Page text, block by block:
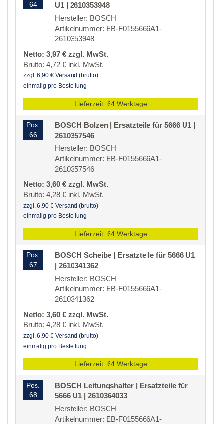
64
U1 | 2610353948
Hersteller: BOSCH
Artikelnummer: EB-F0155666A1-
2610353948
Netto: 3,97 € zzgl. MwSt.
Brutto: 4,72 € inkl. MwSt.
zzgl. 6,90 € Versand (brutto)
einmalig pro Bestellung
Lieferzeit: 64 Werktage
Pos.
66
BOSCH Bolzen | Ersatzteile für 5666 U1 |
2610357546
Hersteller: BOSCH
Artikelnummer: EB-F0155666A1-
2610357546
Netto: 3,60 € zzgl. MwSt.
Brutto: 4,28 € inkl. MwSt.
zzgl. 6,90 € Versand (brutto)
einmalig pro Bestellung
Lieferzeit: 64 Werktage
Pos.
67
BOSCH Scheibe | Ersatzteile für 5666 U1
| 2610341362
Hersteller: BOSCH
Artikelnummer: EB-F0155666A1-
2610341362
Netto: 3,60 € zzgl. MwSt.
Brutto: 4,28 € inkl. MwSt.
zzgl. 6,90 € Versand (brutto)
einmalig pro Bestellung
Lieferzeit: 64 Werktage
Pos.
68
BOSCH Leitungshalter | Ersatzteile für
5666 U1 | 2610364033
Hersteller: BOSCH
Artikelnummer: EB-F0155666A1-